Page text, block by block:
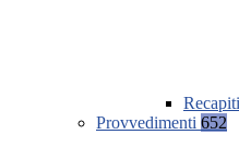
Provvedimenti 652